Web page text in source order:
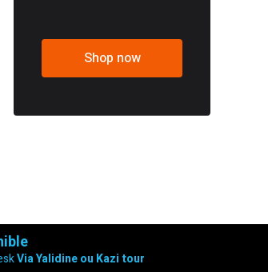
Shop now
Via Yalidine ou Kazi tour